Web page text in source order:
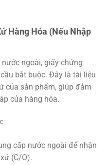
Hàng Hóa (Nếu Nhập
ngoài, giấy chứng
bắt buộc. Đây là tài liệu
của sản phẩm, giúp đảm
của hàng hóa.
cấp nước ngoài để nhận
(C/O).